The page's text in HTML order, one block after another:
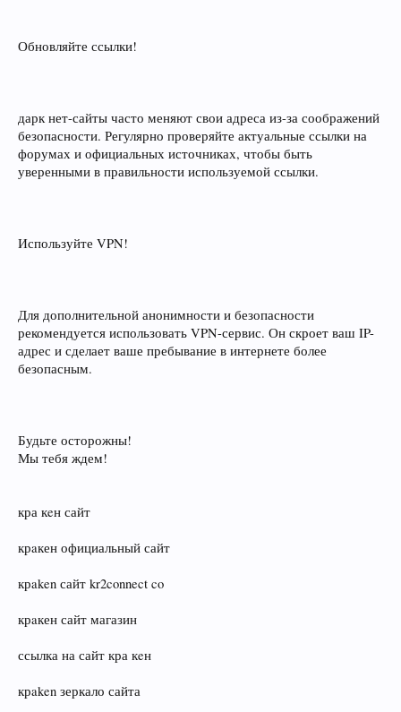
Обновляйте ссылки!
дарк нет-сайты часто меняют свои адреса из-за соображений
безопасности. Регулярно проверяйте актуальные ссылки на
форумах и официальных источниках, чтобы быть
уверенными в правильности используемой ссылки.
Используйте VPN!
Для дополнительной анонимности и безопасности
рекомендуется использовать VPN-сервис. Он скроет ваш IP-
адрес и сделает ваше пребывание в интернете более
безопасным.
Будьте осторожны!
Мы тебя ждем!
кра кeн сайт
крaкен официальный сайт
крaken сайт kr2connect co
крaкен сайт магазин
ссылка на сайт кра кeн
крaken зеркало сайта